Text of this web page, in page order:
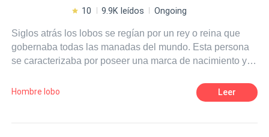
10 9.9K leídos Ongoing
Siglos atrás los lobos se regían por un rey o reina que
gobernaba todas las manadas del mundo. Esta persona
se caracterizaba por poseer una marca de nacimiento y
gobernante no era elegido ni por fuerza ni por herencia
como cada manada; sino por elección de la Luna. Kale el
Hombre lobo Leer